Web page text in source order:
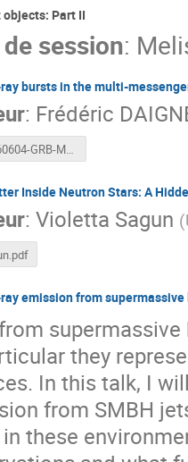
Part II
session:
bursts in the multi-
: Frédéric
20260604-GRB-MM-Daigne.pdf
Inside Neutron Stars: A
:Violetta Sagun (
emission from
they
In this talk, I
from SMBH
these